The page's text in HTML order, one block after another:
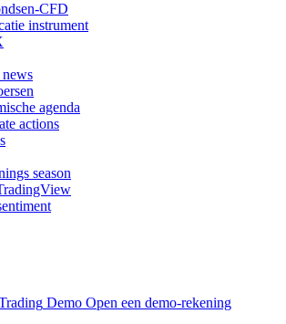
CFD
instrument
agenda
actions
season
Demo Open een demo-rekening